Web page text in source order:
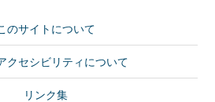
のサイトについて
クセシビリティについて
リンク集